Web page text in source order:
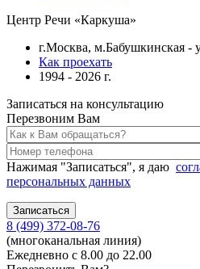
Центр Речи «Каркуша»
г.Москва, м.Бабушкинская -
Как проехать
1994 - 2026 г.
Записаться на консультацию
Перезвоним Вам
Нажимая "Записаться", я даю
персональных данных
8 (499) 372-08-76
(многоканальная линия)
Ежедневно с 8.00 до 22.00